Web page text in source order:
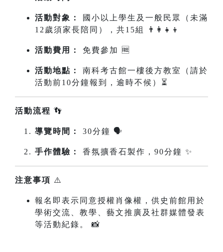
活動對象：
國小以上學生及一般民眾（未滿
12歲須家長陪同），共15組 👨‍👩‍👧‍👦
活動費用： 免費參加 🆓
活動地點：
南科考古館一樓後方教室（請於
活動前10分鐘報到，逾時不候）⏳
活動流程 👣
導覽時間： 30分鐘 🗣️
手作體驗： 香氛擴香石製作，90分鐘 ✨
注意事項 ⚠️
報名即表示同意授權肖像權，供史前館用於
學術交流、教學、藝文推廣及社群媒體發表
等活動紀錄。 📸